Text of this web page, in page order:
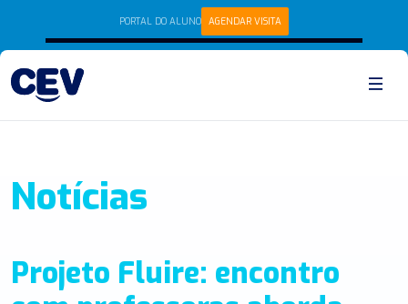
PORTAL DO ALUNO AGENDAR VISITA
Notícias
Projeto Fluire: encontro